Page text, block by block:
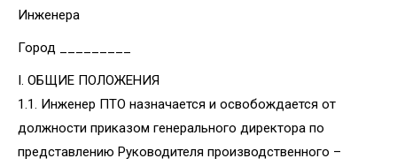
Инженера
Город _________
I. ОБЩИЕ ПОЛОЖЕНИЯ
1.1. Инженер ПТО назначается и освобождается от
должности приказом генерального директора по
представлению Руководителя производственного –